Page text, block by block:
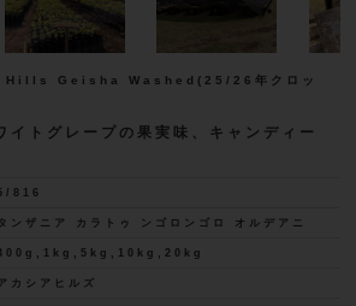
Geisha Washed(25/26年クロッ
イトグレープの果実味、キャンディー
816
ンザニア カラトゥ ンゴロンゴロ オルデアニ
アカシアヒルズ